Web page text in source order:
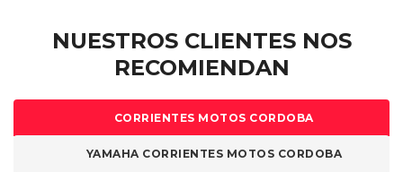
NUESTROS CLIENTES NOS
RECOMIENDAN
CORRIENTES MOTOS CORDOBA
YAMAHA CORRIENTES MOTOS CORDOBA